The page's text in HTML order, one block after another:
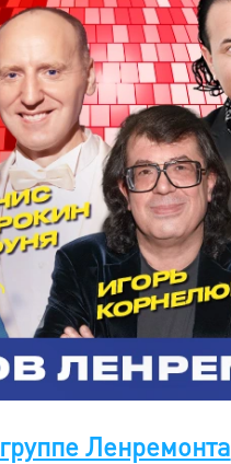
группе Ленремонта